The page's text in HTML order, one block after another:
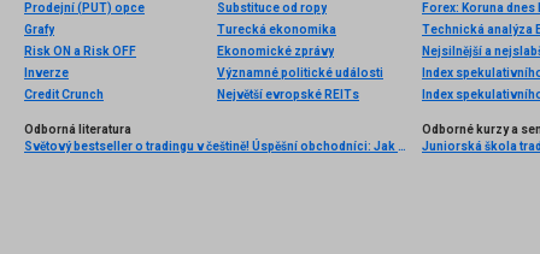
Prodejní (PUT) opce
Grafy
Risk ON a Risk OFF
Inverze
Credit Crunch
Substituce od ropy
Turecká ekonomika
Ekonomické zprávy
Významné politické události
Největší evropské REITs
Forex: Koruna
Technická analýza
Nejsilnější a
Index
Index
Odborná literatura
Světový bestseller o tradingu v češtině! Úspěšní obchodníci: Jak běžní lidé porážejí Wall Street v jeho vlastní hře
Odborné kurzy a
Juniorská škola